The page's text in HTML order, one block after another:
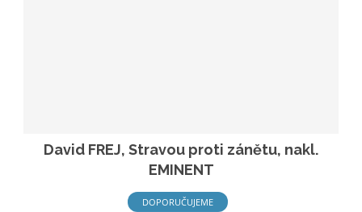
David FREJ, Stravou proti zánětu, nakl.
EMINENT
DOPORUČUJEME